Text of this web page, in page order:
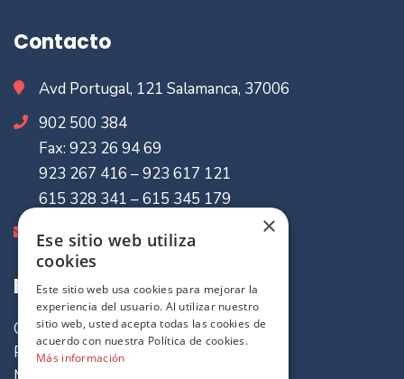
Contacto
Avd Portugal, 121 Salamanca, 37006
902 500 384
Fax: 923 26 94 69
923 267 416 – 923 617 121
615 328 341 – 615 345 179
info@mvaseguradores.com
Enlaces de Interes
Quiénes somos
Política de cookies
×
Ese sitio web utiliza
cookies
Este sitio web usa cookies para mejorar la
experiencia del usuario. Al utilizar nuestro
sitio web, usted acepta todas las cookies de
acuerdo con nuestra Política de cookies.
Más información